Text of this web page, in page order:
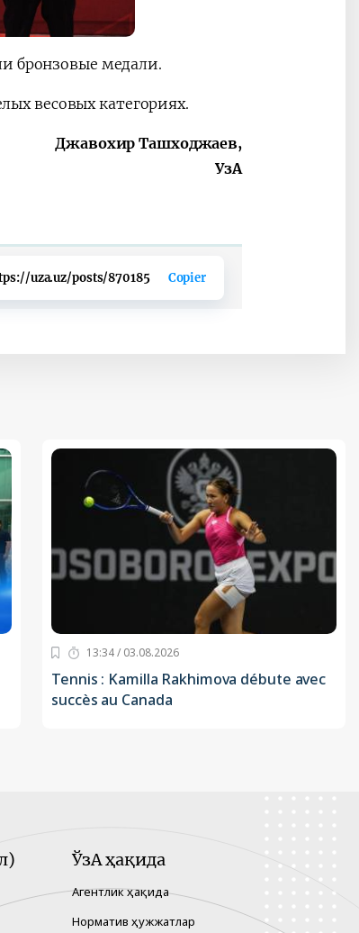
бронзовые медали.
весовых категориях.
Джавохир Ташходжаев,
УзА
uza.uz/posts/870185 Copier
13:34 / 03.08.2026
Tennis : Kamilla Rakhimova débute avec
succès au Canada
ЎзА ҳақида
Агентлик ҳақида
Норматив ҳужжатлар